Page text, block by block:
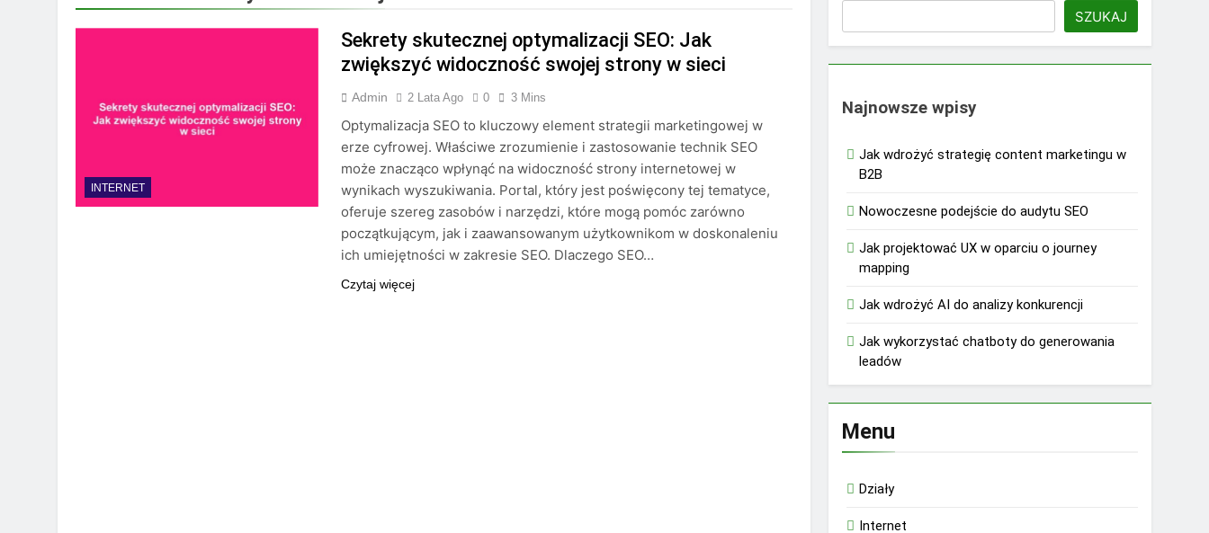
INTERNET
Sekrety skutecznej optymalizacji SEO: Jak
zwiększyć widoczność swojej strony w sieci
Admin 2 Lata Ago 0 3 Mins
Optymalizacja SEO to kluczowy element strategii marketingowej w
erze cyfrowej. Właściwe zrozumienie i zastosowanie technik SEO
może znacząco wpłynąć na widoczność strony internetowej w
wynikach wyszukiwania. Portal, który jest poświęcony tej tematyce,
oferuje szereg zasobów i narzędzi, które mogą pomóc zarówno
początkującym, jak i zaawansowanym użytkownikom w doskonaleniu
ich umiejętności w zakresie SEO. Dlaczego SEO…
Czytaj więcej
SZUKAJ
Najnowsze wpisy
Jak wdrożyć strategię content marketingu w
B2B
Nowoczesne podejście do audytu SEO
Jak projektować UX w oparciu o journey
mapping
Jak wdrożyć AI do analizy konkurencji
Jak wykorzystać chatboty do generowania
leadów
Menu
Działy
Internet